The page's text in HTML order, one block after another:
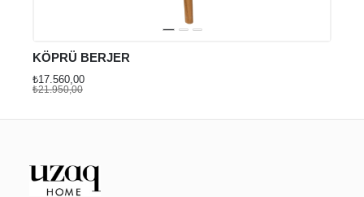
KÖPRÜ BERJER
₺17.560,00
₺21.950,00